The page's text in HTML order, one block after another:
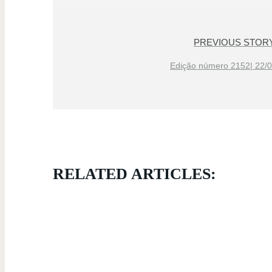
PREVIOUS
Edição número 2152| 22/
RELATED ARTICLES: